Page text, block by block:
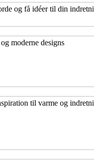
og få idéer til din
moderne designs
til varme og